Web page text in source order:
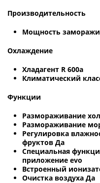
Производительность
Мощность
Охлаждение
Хладагент R 600a
Климатический
Функции
Размораживание
Размораживание
Регулировка
фруктов Да
Специальная
приложение evo
Встроенный
Очистка воздуха Да